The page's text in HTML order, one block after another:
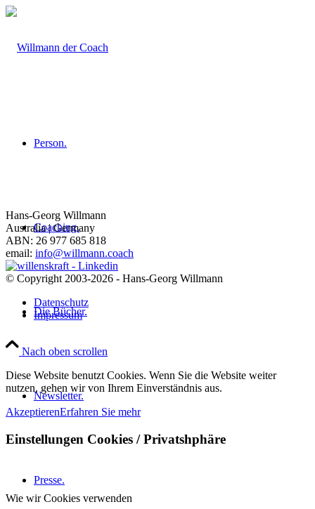
Person.
Coaching.
Die Bücher.
Newsletter.
Presse.
Hans-Georg Willmann
Australia | Germany
ABN: 26 977 685 818
email: info@willmann.coach
© Copyright 2003-2026 - Hans-Georg Willmann
Datenschutz
Impressum
Nach oben scrollen
Diese Website benutzt Cookies. Wenn Sie die Website weiter
nutzen, gehen wir von Ihrem Einverständnis aus.
AkzeptierenErfahren Sie mehr
Einstellungen Cookies / Privatshphäre
Wie wir Cookies verwenden